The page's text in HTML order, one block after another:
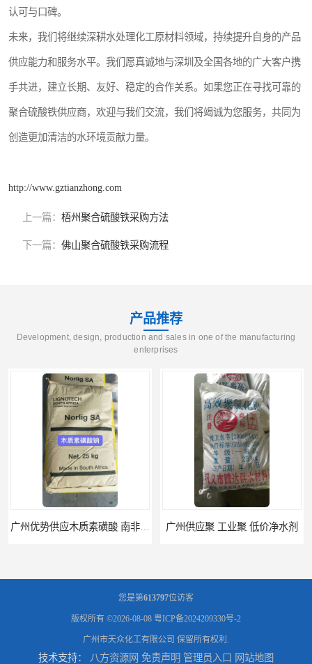
认可与口碑。
未来，我们将继续深耕水处理化工原材料领域，持续提升自身的产品
供应能力和服务水平。我们愿真诚地与深圳及全国各地的广大客户携
手共进，建立长期、友好、稳定的合作关系。如果您正在寻找可靠的
聚合硫酸铁供应商，欢迎与我们交流，我们将竭诚为您服务，共同为
创造更加清洁的水环境贡献力量。
http://www.gztianzhong.com
上一篇： 梧州聚合硫酸铁采购方法
下一篇： 佛山聚合硫酸铁采购流程
产品推荐
Development, design, production and sales in one of the manufacturing
enterprises
广州供应聚 工业聚 低价净水剂
您是第613797位访客
版权所有 ©2026-08-08 粤ICP备2024209330号-2
广州市天众化工有限公司 保留所有权利.
技术支持： 八方资源网 免责声明 管理员入口 网站地图